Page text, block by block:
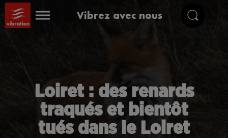
Vibrez avec nous
Loiret : des renards
traqués et bientôt
tués dans le Loiret